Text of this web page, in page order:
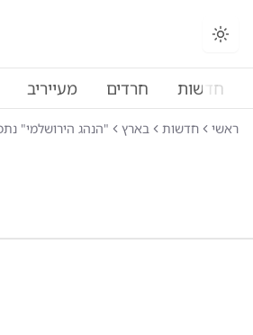
החלפת מצב תצוגה
חדשות חרדים מעייריב
ראשי חדשות בארץ "הנהג הירושלמי"